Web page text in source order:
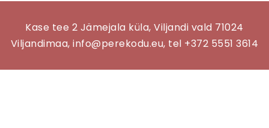
Kase tee 2 Jämejala küla, Viljandi vald 71024
Viljandimaa, info@perekodu.eu, tel +372 5551 3614